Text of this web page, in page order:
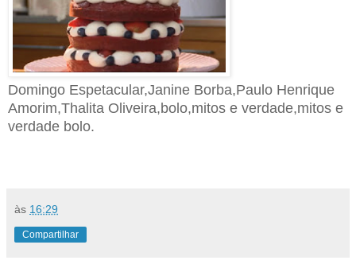
Domingo Espetacular,Janine Borba,Paulo Henrique
Amorim,Thalita Oliveira,bolo,mitos e verdade,mitos e
verdade bolo.
às 16:29
Compartilhar